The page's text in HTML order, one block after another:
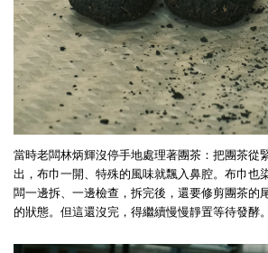
當時老闆林炳輝沒停手地處理著團茶：把團茶從
出，布巾一開、特殊的風味就飄入鼻腔。布巾也
闆一邊拆、一邊檢查，拆完後，還要修剪團茶的
的狀態。但這還沒完，得繼續慢慢靜置等待發酵。